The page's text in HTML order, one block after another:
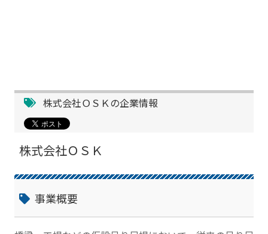
株式会社ＯＳＫの企業情報
株式会社ＯＳＫ
事業概要